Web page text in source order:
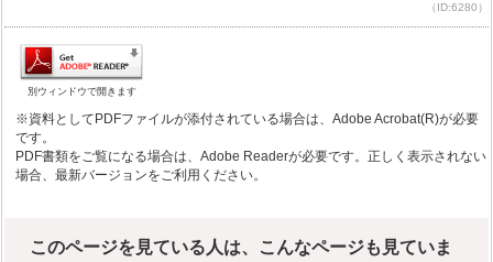
（ID:6280）
別ウィンドウで開きます
※資料としてPDFファイルが添付されている場合は、Adobe Acrobat(R)が必要
です。
PDF書類をご覧になる場合は、Adobe Readerが必要です。正しく表示されない
場合、最新バージョンをご利用ください。
このページを見ている人は、こんなページも見ていま